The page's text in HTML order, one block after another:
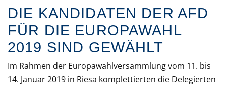
DIE KANDIDATEN DER AFD
FÜR DIE EUROPAWAHL
2019 SIND GEWÄHLT
Im Rahmen der Europawahlversammlung vom 11. bis
14. Januar 2019 in Riesa komplettierten die Delegierten